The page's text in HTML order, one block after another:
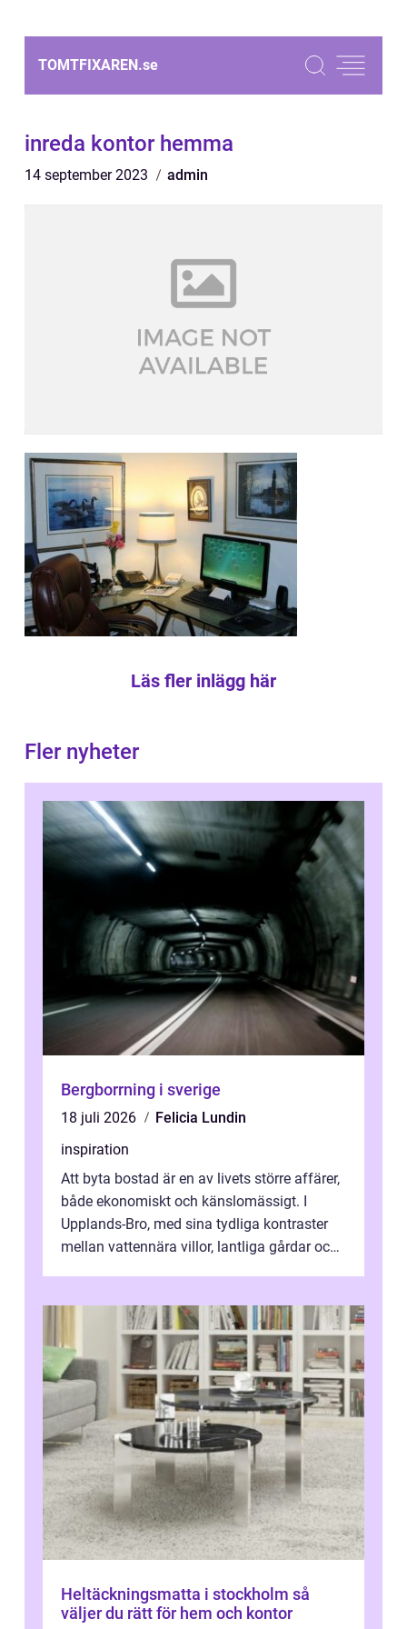
TOMTFIXAREN.se
inreda kontor hemma
14 september 2023 admin
Läs fler inlägg här
Fler nyheter
Bergborrning i sverige
18 juli 2026
Felicia Lundin
inspiration
Att byta bostad är en av livets större affärer,
både ekonomiskt och känslomässigt. I
Upplands-Bro, med sina tydliga kontraster
mellan vattennära villor, lantliga gårdar och
Heltäckningsmatta i stockholm så
väljer du rätt för hem och kontor